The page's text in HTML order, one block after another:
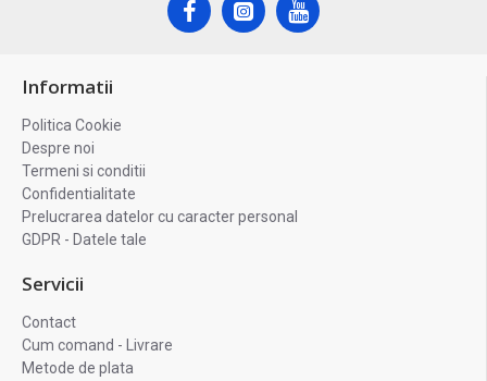
Informatii
Politica Cookie
Despre noi
Termeni si conditii
Confidentialitate
Prelucrarea datelor cu caracter personal
GDPR - Datele tale
Servicii
Contact
Cum comand - Livrare
Metode de plata